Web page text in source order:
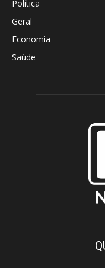
Política
Geral
Economia
Saúde